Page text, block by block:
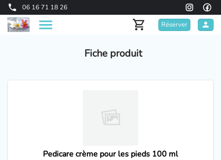
06 16 71 18 26
Réserver
Fiche produit
Pedicare crème pour les pieds 100 ml